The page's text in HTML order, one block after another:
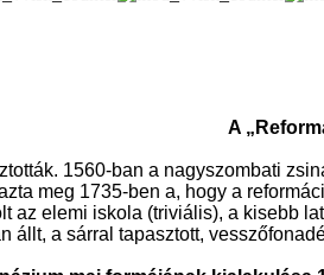
A
1560-ban a nagyszombati
meg 1735-ben a, hogy a
az elemi iskola (triviális), a kisebb
állt, a sárral tapasztott,